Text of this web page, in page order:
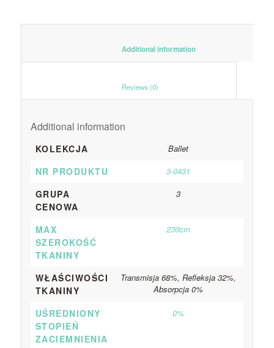
						Additional information
Additional information
KOLEKCJA Ballet
NR PRODUKTU 3-0431
GRUPA
CENOWA
3
MAX
SZEROKOŚĆ
TKANINY
230cm
WŁAŚCIWOŚCI
TKANINY
Transmisja 68%, Refleksja 32%,
Absorpcja 0%
UŚREDNIONY
STOPIEŃ
ZACIEMNIENIA
0%